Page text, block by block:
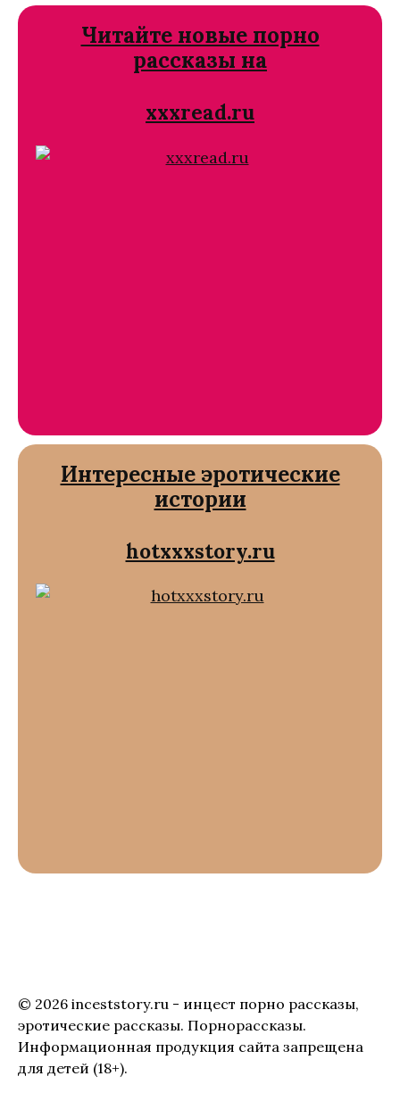
Читайте новые порно
рассказы на
xxxread.ru
Интересные эротические
истории
hotxxxstory.ru
© 2026 inceststory.ru - инцест порно рассказы,
эротические рассказы. Порнорассказы.
Информационная продукция сайта запрещена
для детей (18+).